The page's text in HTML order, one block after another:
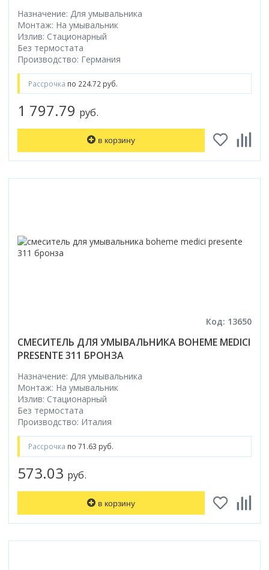
Назначение: Для умывальника
Монтаж: На умывальник
Излив: Стационарный
Без термостата
Производство: Германия
Рассрочка по 224.72 руб.
1 797.79 руб.
в корзину
Код: 13650
СМЕСИТЕЛЬ ДЛЯ УМЫВАЛЬНИКА BOHEME MEDICI
PRESENTE 311 БРОНЗА
Назначение: Для умывальника
Монтаж: На умывальник
Излив: Стационарный
Без термостата
Производство: Италия
Рассрочка по 71.63 руб.
573.03 руб.
в корзину